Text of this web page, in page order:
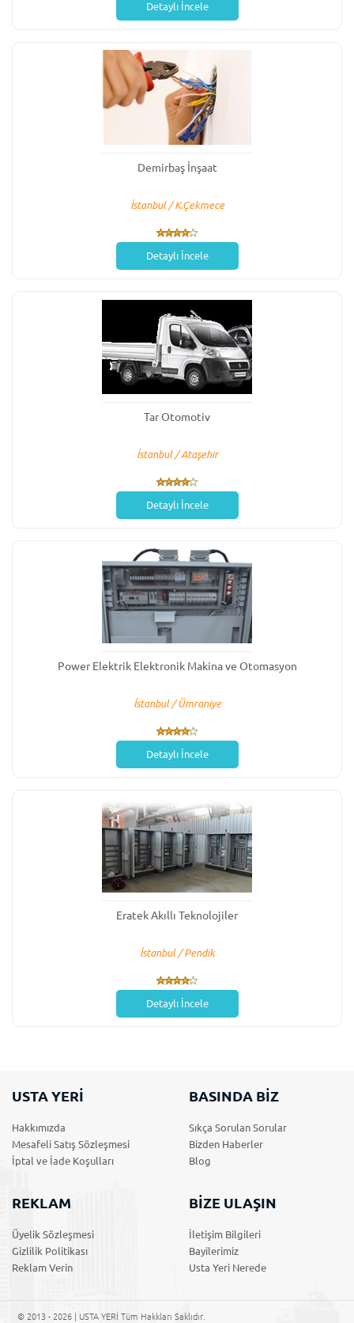
Detaylı İncele
Demirbaş İnşaat
İstanbul / K.Çekmece
Detaylı İncele
Tar Otomotiv
İstanbul / Ataşehir
Detaylı İncele
Power Elektrik Elektronik Makina ve Otomasyon
İstanbul / Ümraniye
Detaylı İncele
Eratek Akıllı Teknolojiler
İstanbul / Pendik
Detaylı İncele
USTA YERİ
Hakkımızda
Mesafeli Satış Sözleşmesi
İptal ve İade Koşulları
BASINDA BİZ
Sıkça Sorulan Sorular
Bizden Haberler
Blog
REKLAM
Üyelik Sözleşmesi
Gizlilik Politikası
Reklam Verin
BİZE ULAŞIN
İletişim Bilgileri
Bayilerimiz
Usta Yeri Nerede
© 2013 - 2026 | USTA YERİ Tüm Hakkları Saklıdır.